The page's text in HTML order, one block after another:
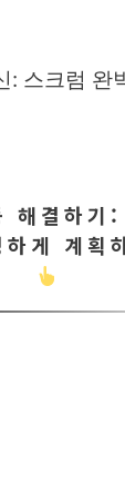
: 스크럼 완
해결하기:
게 계획